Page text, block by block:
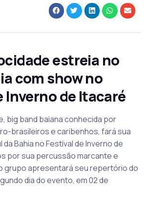
estreia no
com show no
Inverno de Itacaré
big band baiana conhecida por
brasileiros e caribenhos, fará sua
Bahia no Festival de Inverno de
por sua percussão marcante e
grupo apresentará seu repertório do
dia do evento, em 02 de